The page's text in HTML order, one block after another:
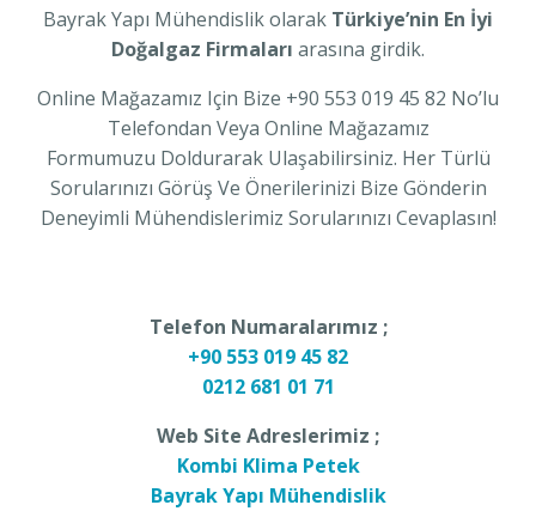
Bayrak Yapı Mühendislik olarak Türkiye’nin En İyi
Doğalgaz Firmaları arasına girdik.
Online Mağazamız Için Bize +90 553 019 45 82 No’lu
Telefondan Veya Online Mağazamız
Formumuzu Doldurarak Ulaşabilirsiniz. Her Türlü
Sorularınızı Görüş Ve Önerilerinizi Bize Gönderin
Deneyimli Mühendislerimiz Sorularınızı Cevaplasın!
Telefon Numaralarımız ;
+90 553 019 45 82
0212 681 01 71
Web Site Adreslerimiz ;
Kombi Klima Petek
Bayrak Yapı Mühendislik